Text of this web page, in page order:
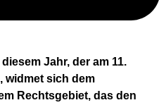
Jahr, der am 11.
widmet sich dem
Rechtsgebiet, das den